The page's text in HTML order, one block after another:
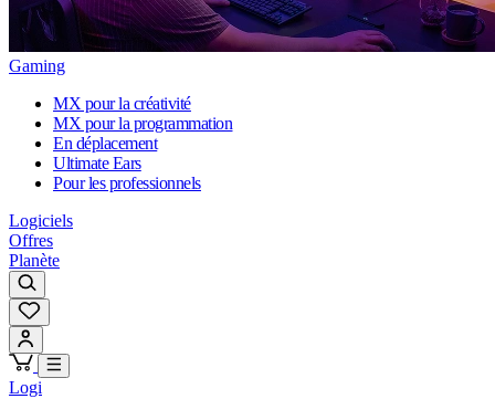
Gaming
MX pour la créativité
MX pour la programmation
En déplacement
Ultimate Ears
Pour les professionnels
Logiciels
Offres
Planète
Logi